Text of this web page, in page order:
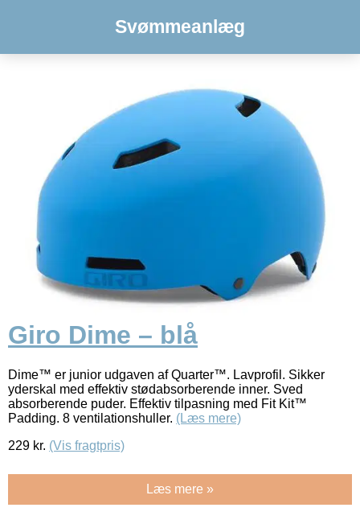
Svømmeanlæg
Giro Dime – blå
Dime™ er junior udgaven af Quarter™. Lavprofil. Sikker
yderskal med effektiv stødabsorberende inner. Sved
absorberende puder. Effektiv tilpasning med Fit Kit™
Padding. 8 ventilationshuller. (Læs mere)
229 kr. (Vis fragtpris)
Læs mere »